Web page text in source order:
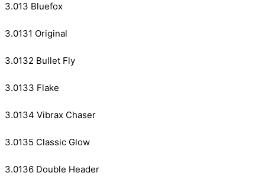
3.013 Bluefox
3.0131 Original
3.0132 Bullet Fly
3.0133 Flake
3.0134 Vibrax Chaser
3.0135 Classic Glow
3.0136 Double Header